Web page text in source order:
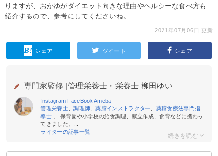
りますが、おかゆがダイエット向きな理由やヘルシーな食べ方も
紹介するので、参考にしてくださいね。
2021年07月06日 更新
シェア ツイート シェア
専門家監修 | 管理栄養士・栄養士 柳田ゆい
Instagram FaceBook Ameba
管理栄養士、調理師 、薬膳インストラクター
薬膳食療法専門指
導士 。 保育園や小学校の給食調理、献立作成、食育などに携わっ
てきました。...
ライターの記事一覧